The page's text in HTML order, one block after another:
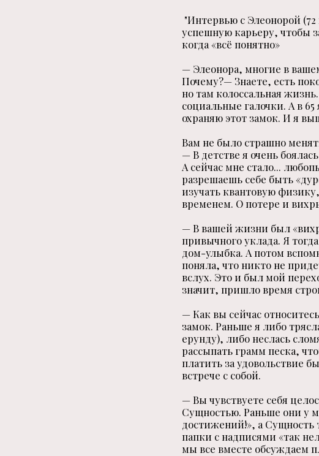
"Интервью с Элеонорой
успешную карьеру, чтобы
когда «всё понятно»
— Элеонора, многие в
Почему?— Знаете, есть
но там колоссальная
социальные галочки. А в
охраняю этот замок. И я
Вам не было страшно
— В детстве я очень
А сейчас мне стало...
разрешаешь себе быть
изучать квантовую
временем. О потере и
— В вашей жизни был
привычного уклада. Я
дом-улыбка. А потом
поняла, что никто не
вслух. Это и был мой
значит, пришло время
— Как вы сейчас
замок. Раньше я либо
ерунду), либо неслась
рассыпать грамм песка,
платить за удовольствие
встрече с собой.
— Вы чувствуете себя
Сущностью. Раньше они у
достижений!», а Сущность
папки с надписями «так
мы все вместе обсуждаем